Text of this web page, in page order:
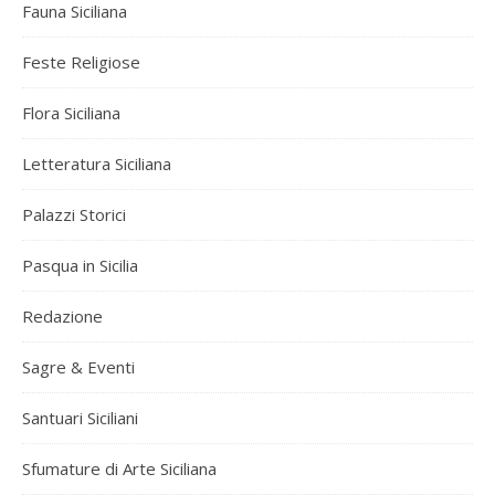
Fauna Siciliana
Feste Religiose
Flora Siciliana
Letteratura Siciliana
Palazzi Storici
Pasqua in Sicilia
Redazione
Sagre & Eventi
Santuari Siciliani
Sfumature di Arte Siciliana